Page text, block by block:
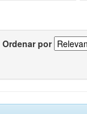
Ordenar por